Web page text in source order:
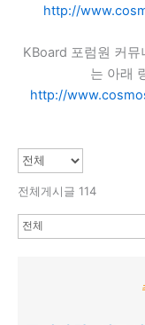
http://
KBoard 포럼원 커
는 아래
http://
전체게시글 114